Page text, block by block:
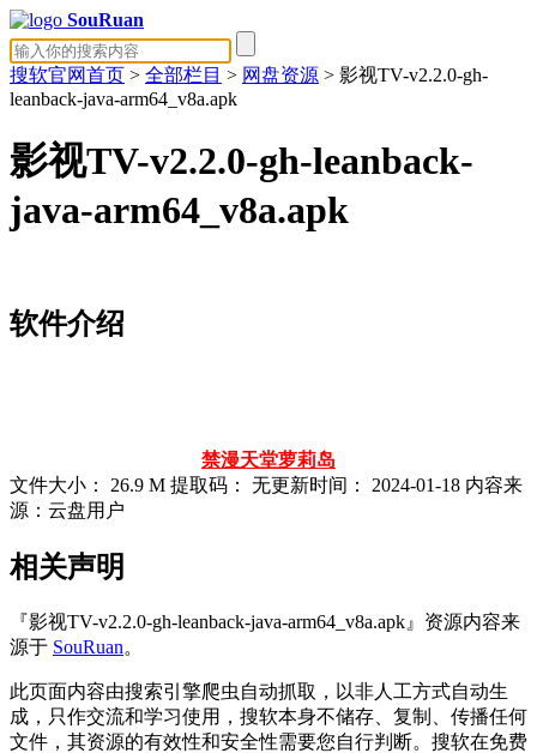
SouRuan
搜软官网首页 > 全部栏目 > 网盘资源 > 影视TV-v2.2.0-gh-
leanback-java-arm64_v8a.apk
影视TV-v2.2.0-gh-leanback-
java-arm64_v8a.apk
软件介绍
禁漫天堂萝莉岛
文件大小：
26.9 M 提取码： 无更新时间： 2024-01-18 内容来
源：云盘用户
相关声明
『影视TV-v2.2.0-gh-leanback-java-arm64_v8a.apk』资源内容来
源于 SouRuan。
此页面内容由搜索引擎爬虫自动抓取，以非人工方式自动生
成，只作交流和学习使用，搜软本身不储存、复制、传播任何
文件，其资源的有效性和安全性需要您自行判断。搜软在免费